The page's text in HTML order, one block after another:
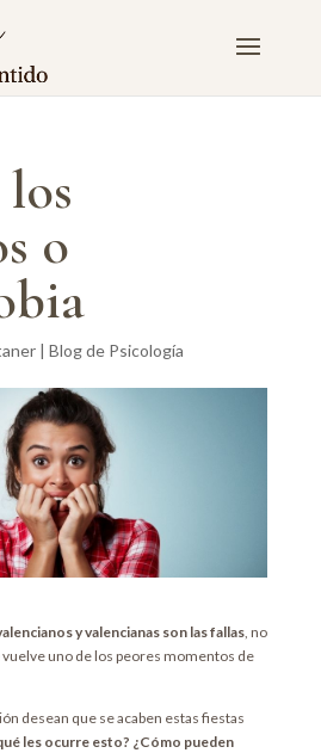
o
| Blog de Psicología
y valencianas son las fallas, no
vuelve uno de los peores momentos de
desean que se acaben estas fiestas
les ocurre esto? ¿Cómo pueden